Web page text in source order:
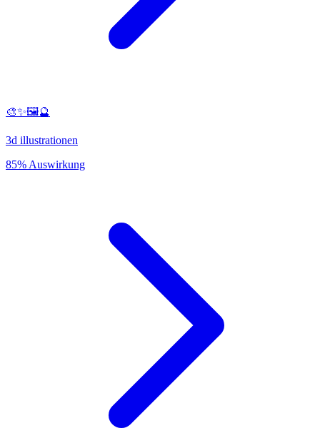
🎨✨🖼️🔮
3d illustrationen
85% Auswirkung